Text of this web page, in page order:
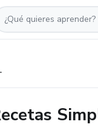
tu Tiempo